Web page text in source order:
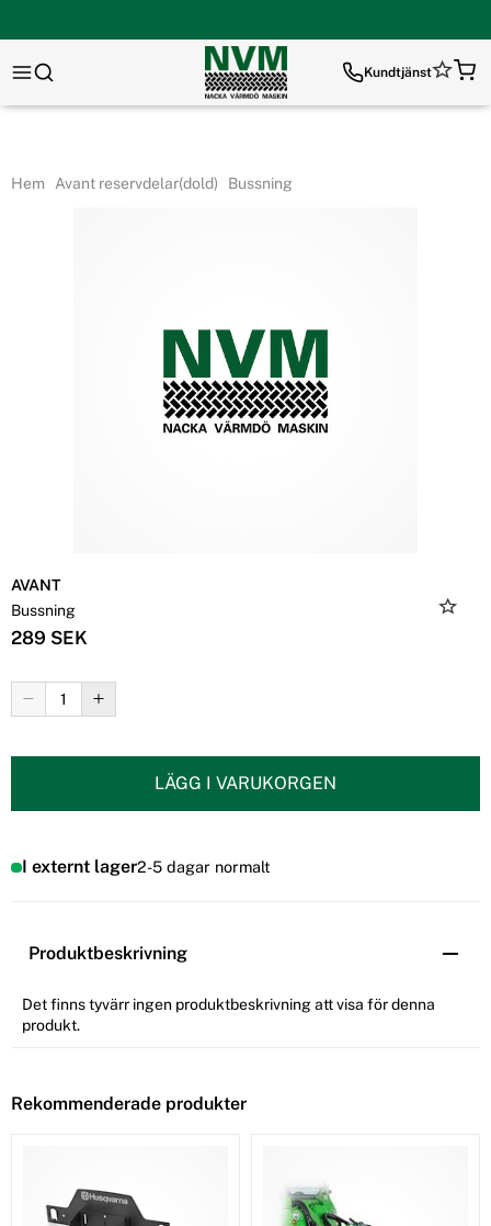
Kundtjänst
Hem Avant reservdelar(dold) Bussning
AVANT
Bussning
289 SEK
LÄGG I VARUKORGEN
I externt lager2-5 dagar normalt
Produktbeskrivning
Det finns tyvärr ingen produktbeskrivning att visa för denna
produkt.
Rekommenderade produkter